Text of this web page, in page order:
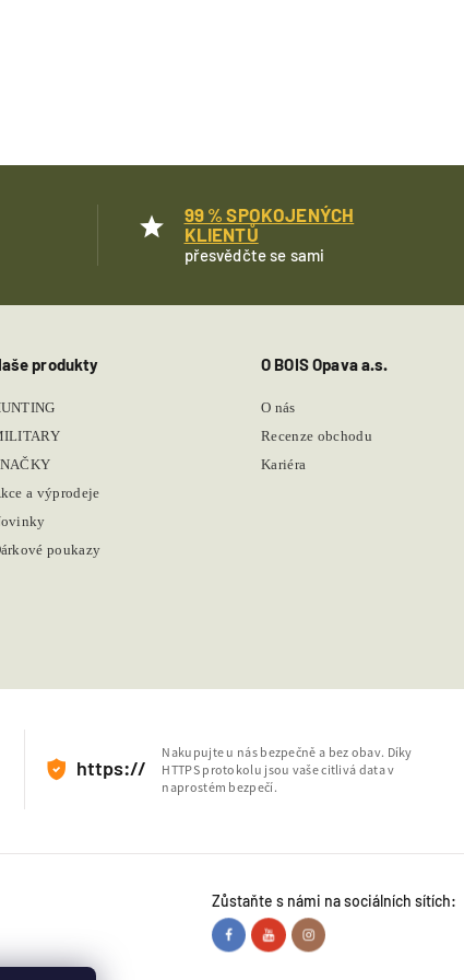
99 % SPOKOJENÝCH
KLIENTŮ
přesvědčte se sami
produkty
a výprodeje
poukazy
O BOIS Opava a.s.
O nás
Recenze obchodu
Kariéra
https://
Nakupujte u nás bezpečně a bez obav. Díky
HTTPS protokolu jsou vaše citlivá data v
naprostém bezpečí.
Zůstaňte s námi na sociálních sítích: